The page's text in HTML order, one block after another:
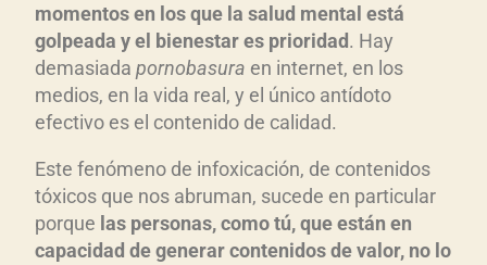
momentos en los que la salud mental está
golpeada y el bienestar es prioridad. Hay
demasiada pornobasura en internet, en los
medios, en la vida real, y el único antídoto
efectivo es el contenido de calidad.
Este fenómeno de infoxicación, de contenidos
tóxicos que nos abruman, sucede en particular
porque las personas, como tú, que están en
capacidad de generar contenidos de valor, no lo